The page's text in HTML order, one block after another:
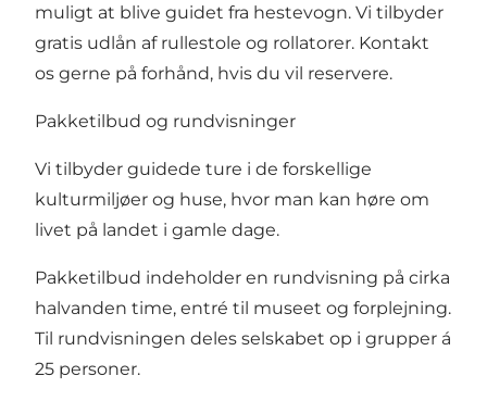
muligt at blive guidet fra hestevogn. Vi tilbyder
gratis udlån af rullestole og rollatorer. Kontakt
os gerne på forhånd, hvis du vil reservere.
Pakketilbud og rundvisninger
Vi tilbyder guidede ture i de forskellige
kulturmiljøer og huse, hvor man kan høre om
livet på landet i gamle dage.
Pakketilbud indeholder en rundvisning på cirka
halvanden time, entré til museet og forplejning.
Til rundvisningen deles selskabet op i grupper á
25 personer.